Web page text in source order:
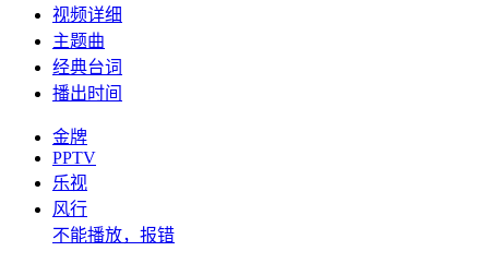
视频详细
主题曲
经典台词
播出时间
金牌
PPTV
乐视
风行
不能播放，报错